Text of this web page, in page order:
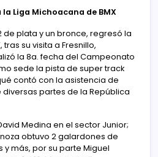
Liga Michoacana de BMX
de plata y un bronce, regresó la
su visita a Fresnillo,
la 8a. fecha del Campeonato
sede la pista de super track
contó con la asistencia de
partes de la República
Medina en el sector Junior;
obtuvo 2 galardones de
y más, por su parte Miguel